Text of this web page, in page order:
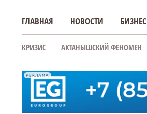
ГЛАВНАЯ НОВОСТИ БИЗНЕС
КРИЗИС АКТАНЫШСКИЙ ФЕНОМЕН
РЕКЛАМА